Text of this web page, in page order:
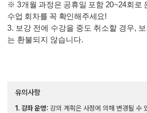
※ 3개 월 과정은 공휴일 포함 20~24회로
수업 회차를 꼭 확인해주세요!
3. 보강 전에 수강을 중도 취소할 경우,
는 환불되지 않습니다.
유의사항
1. 강좌 운영: 강의 계획은 사정에 의해 변경될 수